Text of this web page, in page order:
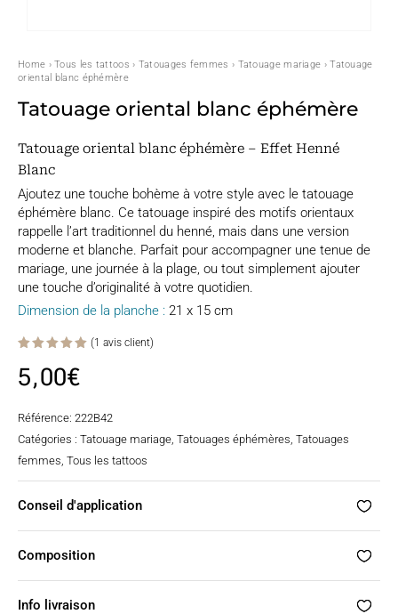
Home ›Tous les tattoos › Tatouages femmes › Tatouage mariage › Tatouage
oriental blanc éphémère
Tatouage oriental blanc éphémère
Tatouage oriental blanc éphémère – Effet Henné
Blanc
Ajoutez une touche bohème à votre style avec le tatouage
éphémère blanc. Ce tatouage inspiré des motifs orientaux
rappelle l’art traditionnel du henné, mais dans une version
moderne et blanche. Parfait pour accompagner une tenue de
mariage, une journée à la plage, ou tout simplement ajouter
une touche d’originalité à votre quotidien.
Dimension de la planche : 21 x 15 cm
sur 5
basé
client
(1 avis client)
5,00€
Référence: 222B42
Catégories : Tatouage mariage, Tatouages éphémères, Tatouages
femmes, Tous les tattoos
Conseil d'application
Composition
Info livraison